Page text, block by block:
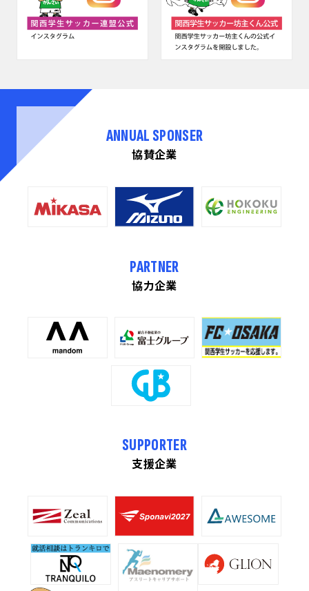
ANNUAL SPONSER
協賛企業
PARTNER
協力企業
SUPPORTER
支援企業